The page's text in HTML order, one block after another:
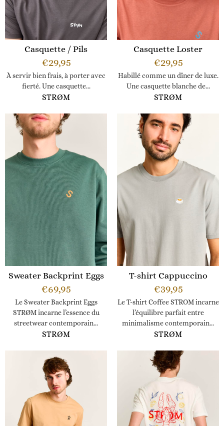
Casquette / Pils
€29,95
À servir bien frais, à porter avec
fierté. Une casquette...
STRØM
Casquette Loster
€29,95
Habillé comme un dîner de luxe.
Une casquette blanche de...
STRØM
Sweater Backprint Eggs
€69,95
Le Sweater Backprint Eggs
STRØM incarne l’essence du
streetwear contemporain...
STRØM
T-shirt Cappuccino
€39,95
Le T-shirt Coffee STROM incarne
l’équilibre parfait entre
minimalisme contemporain...
STRØM